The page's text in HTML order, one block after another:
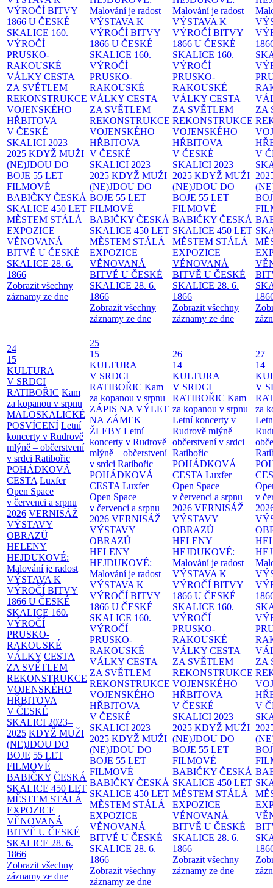
VÝROČÍ BITVY
1866 U ČESKÉ
SKALICE 160.
VÝROČÍ
PRUSKO-
RAKOUSKÉ
VÁLKY CESTA
ZA SVĚTLEM
REKONSTRUKCE
VOJENSKÉHO
HŘBITOVA
V ČESKÉ
SKALICI 2023–
2025 KDYŽ MUŽI
(NE)JDOU DO
BOJE 55 LET
FILMOVÉ
BABIČKY ČESKÁ
SKALICE 450 LET
MĚSTEM STÁLÁ
EXPOZICE
VĚNOVANÁ
BITVĚ U ČESKÉ
SKALICE 28. 6.
1866
Zobrazit všechny
záznamy ze dne
Malování je radost
VÝSTAVA K
VÝROČÍ BITVY
1866 U ČESKÉ
SKALICE 160.
VÝROČÍ
PRUSKO-
RAKOUSKÉ
VÁLKY CESTA
ZA SVĚTLEM
REKONSTRUKCE
VOJENSKÉHO
HŘBITOVA
V ČESKÉ
SKALICI 2023–
2025 KDYŽ MUŽI
(NE)JDOU DO
BOJE 55 LET
FILMOVÉ
BABIČKY ČESKÁ
SKALICE 450 LET
MĚSTEM STÁLÁ
EXPOZICE
VĚNOVANÁ
BITVĚ U ČESKÉ
SKALICE 28. 6.
1866
Zobrazit všechny
záznamy ze dne
Malování je radost
VÝSTAVA K
VÝROČÍ BITVY
1866 U ČESKÉ
SKALICE 160.
VÝROČÍ
PRUSKO-
RAKOUSKÉ
VÁLKY CESTA
ZA SVĚTLEM
REKONSTRUKCE
VOJENSKÉHO
HŘBITOVA
V ČESKÉ
SKALICI 2023–
2025 KDYŽ MUŽI
(NE)JDOU DO
BOJE 55 LET
FILMOVÉ
BABIČKY ČESKÁ
SKALICE 450 LET
MĚSTEM STÁLÁ
EXPOZICE
VĚNOVANÁ
BITVĚ U ČESKÉ
SKALICE 28. 6.
1866
Zobrazit všechny
záznamy ze dne
ZA
V
24
15
KULTURA
V SRDCI
RATIBOŘIC Kam
za kopanou v srpnu
MALOSKALICKÉ
POSVÍCENÍ Letní
koncerty v Rudrově
mlýně – občerstvení
v srdci Ratibořic
POHÁDKOVÁ
CESTA Luxfer
Open Space
v červenci a srpnu
2026 VERNISÁŽ
VÝSTAVY
OBRAZŮ
HELENY
HEJDUKOVÉ:
Malování je radost
VÝSTAVA K
VÝROČÍ BITVY
1866 U ČESKÉ
SKALICE 160.
VÝROČÍ
PRUSKO-
RAKOUSKÉ
VÁLKY CESTA
ZA SVĚTLEM
REKONSTRUKCE
VOJENSKÉHO
HŘBITOVA
V ČESKÉ
SKALICI 2023–
2025 KDYŽ MUŽI
(NE)JDOU DO
BOJE 55 LET
FILMOVÉ
BABIČKY ČESKÁ
SKALICE 450 LET
MĚSTEM STÁLÁ
EXPOZICE
VĚNOVANÁ
BITVĚ U ČESKÉ
SKALICE 28. 6.
1866
Zobrazit všechny
záznamy ze dne
25
15
KULTURA
V SRDCI
RATIBOŘIC Kam
za kopanou v srpnu
ZÁPIS NA VÝLET
NA ZÁMEK
ŽLEBY Letní
koncerty v Rudrově
mlýně – občerstvení
v srdci Ratibořic
POHÁDKOVÁ
CESTA Luxfer
Open Space
v červenci a srpnu
2026 VERNISÁŽ
VÝSTAVY
OBRAZŮ
HELENY
HEJDUKOVÉ:
Malování je radost
VÝSTAVA K
VÝROČÍ BITVY
1866 U ČESKÉ
SKALICE 160.
VÝROČÍ
PRUSKO-
RAKOUSKÉ
VÁLKY CESTA
ZA SVĚTLEM
REKONSTRUKCE
VOJENSKÉHO
HŘBITOVA
V ČESKÉ
SKALICI 2023–
2025 KDYŽ MUŽI
(NE)JDOU DO
BOJE 55 LET
FILMOVÉ
BABIČKY ČESKÁ
SKALICE 450 LET
MĚSTEM STÁLÁ
EXPOZICE
VĚNOVANÁ
BITVĚ U ČESKÉ
SKALICE 28. 6.
1866
Zobrazit všechny
záznamy ze dne
26
14
KULTURA
V SRDCI
RATIBOŘIC Kam
za kopanou v srpnu
Letní koncerty v
Rudrově mlýně –
občerstvení v srdci
Ratibořic
POHÁDKOVÁ
CESTA Luxfer
Open Space
v červenci a srpnu
2026 VERNISÁŽ
VÝSTAVY
OBRAZŮ
HELENY
HEJDUKOVÉ:
Malování je radost
VÝSTAVA K
VÝROČÍ BITVY
1866 U ČESKÉ
SKALICE 160.
VÝROČÍ
PRUSKO-
RAKOUSKÉ
VÁLKY CESTA
ZA SVĚTLEM
REKONSTRUKCE
VOJENSKÉHO
HŘBITOVA
V ČESKÉ
SKALICI 2023–
2025 KDYŽ MUŽI
(NE)JDOU DO
BOJE 55 LET
FILMOVÉ
BABIČKY ČESKÁ
SKALICE 450 LET
MĚSTEM STÁLÁ
EXPOZICE
VĚNOVANÁ
BITVĚ U ČESKÉ
SKALICE 28. 6.
1866
Zobrazit všechny
záznamy ze dne
27
14
V
za
v
ZA
V